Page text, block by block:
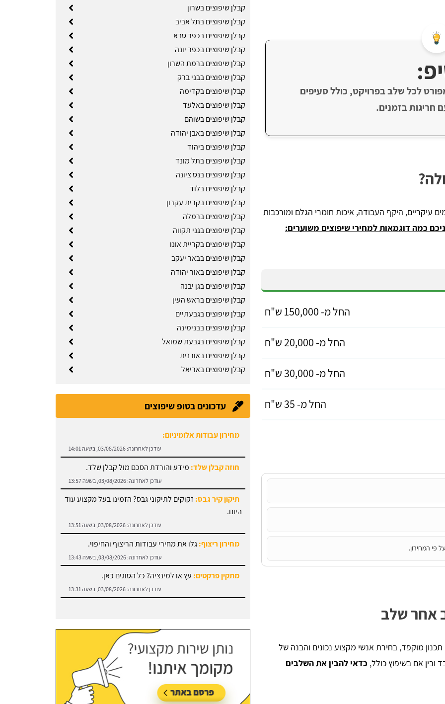
לכל שלב בפרויקט, כולל סעיפים
חריגות בזמנים.
עיקריים, היקף העבודה, איכות חומרי הגלם ומורכבות
כמה דוגמאות למחירי שיפוצים משוערים:
החל מ- 150,000 ש"ח
החל מ- 20,000 ש"ח
החל מ- 30,000 ש"ח
החל מ- 35 ש"ח
פי המחירון.
אחר שלב
מוקפד, בחירת אנשי מקצוע נכונים והבנה של
ובין אם בשיפוץ כולל, כדאי להבין את השלבים
קבלן שיפוצים בשרון
קבלן שיפוצים בתל אביב
קבלן שיפוצים בכפר סבא
קבלן שיפוצים בכפר יונה
קבלן שיפוצים ברמת השרון
קבלן שיפוצים בבני ברק
קבלן שיפוצים בקדימה
קבלן שיפוצים באלעד
קבלן שיפוצים בשוהם
קבלן שיפוצים באבן יהודה
קבלן שיפוצים ביהוד
קבלן שיפוצים בתל מונד
קבלן שיפוצים בנס ציונה
קבלן שיפוצים בלוד
קבלן שיפוצים בקרית עקרון
קבלן שיפוצים ברמלה
קבלן שיפוצים בגני תקווה
קבלן שיפוצים בקריית אונו
קבלן שיפוצים בבאר יעקב
קבלן שיפוצים באור יהודה
קבלן שיפוצים בגן יבנה
קבלן שיפוצים בראש העין
קבלן שיפוצים בגבעתיים
קבלן שיפוצים בבנימינה
קבלן שיפוצים בגבעת שמואל
קבלן שיפוצים באורנית
קבלן שיפוצים באריאל
עדכונים בטופ שיפוצים
מחירון עבודות אלומיניום:
חוזה קבלן שלד:מידע והורדת הסכם מול קבלן שלד.
03/08/2026, בשעה 13:57
תיקון קיר גבס: זקוקים לתיקוני גבס? הזמינו בעל מקצוע עוד
עודכן לאחרונה:03/08/2026, בשעה 13:51
מחירון ריצוף:
03/08/2026, בשעה 13:43
מתקין פרקטים:עץ או למינציה? כל הסוגים כאן.
עודכן לאחרונה:03/08/2026, בשעה 13:31